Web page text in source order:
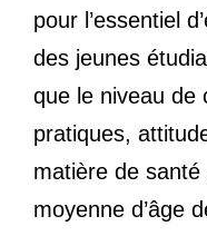
pour l’essentiel
des jeunes
que le niveau de
pratiques,
matière de
moyenne d’âge